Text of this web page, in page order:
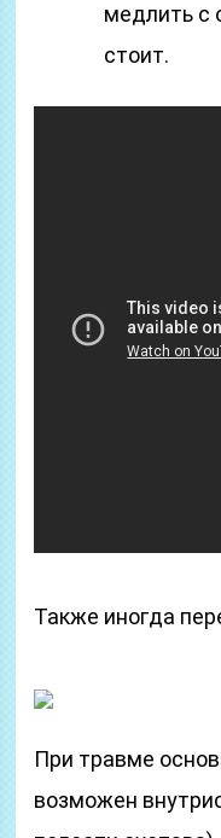
медлить с
стоит.
Также иногда
При травме
возможен